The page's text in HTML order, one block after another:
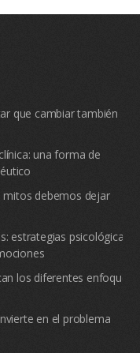
que cambiar también
una forma de
mitos debemos dejar
estrategias psicológicas
los diferentes enfoques
en el problema